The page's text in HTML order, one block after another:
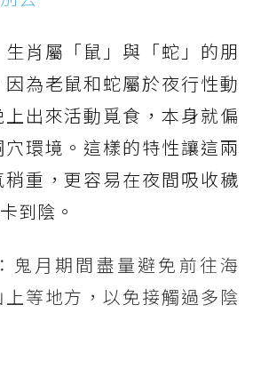
肖屬「鼠」與「蛇」的朋
為老鼠和蛇屬於夜行性動
出來活動覓食，本身就偏
環境。這樣的特性讓這兩
重，更容易在夜間吸收穢
到陰。
鬼月期間盡量避免前往海
等地方，以免接觸過多陰